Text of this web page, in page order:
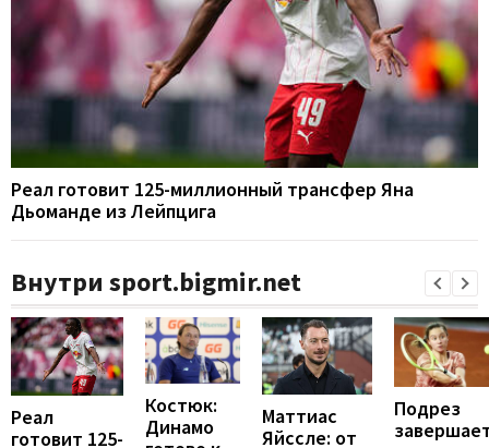
Реал готовит 125-миллионный трансфер Яна
Дьоманде из Лейпцига
Внутри sport.bigmir.net
Реал
готовит 125-
Костюк:
Динамо
Маттиас
Яйссле: от
Подрез